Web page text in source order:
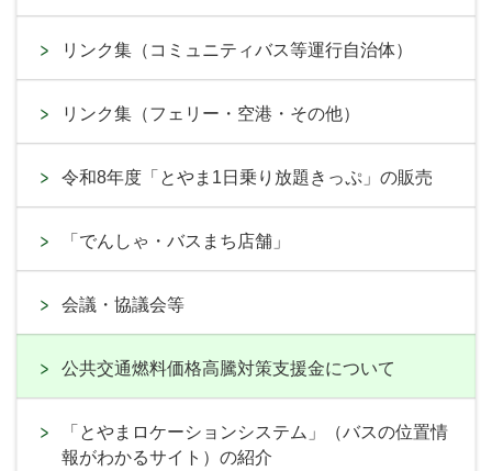
リンク集（コミュニティバス等運行自治体）
リンク集（フェリー・空港・その他）
令和8年度「とやま1日乗り放題きっぷ」の販売
「でんしゃ・バスまち店舗」
会議・協議会等
公共交通燃料価格高騰対策支援金について
「とやまロケーションシステム」（バスの位置情
報がわかるサイト）の紹介